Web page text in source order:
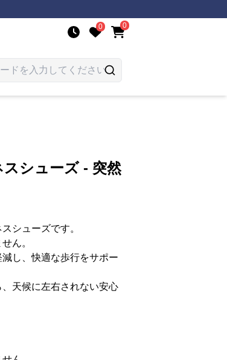
0 0
スシューズ - 突然
シューズです。
ん。
し、快適な歩行をサポー
天候に左右されない安心